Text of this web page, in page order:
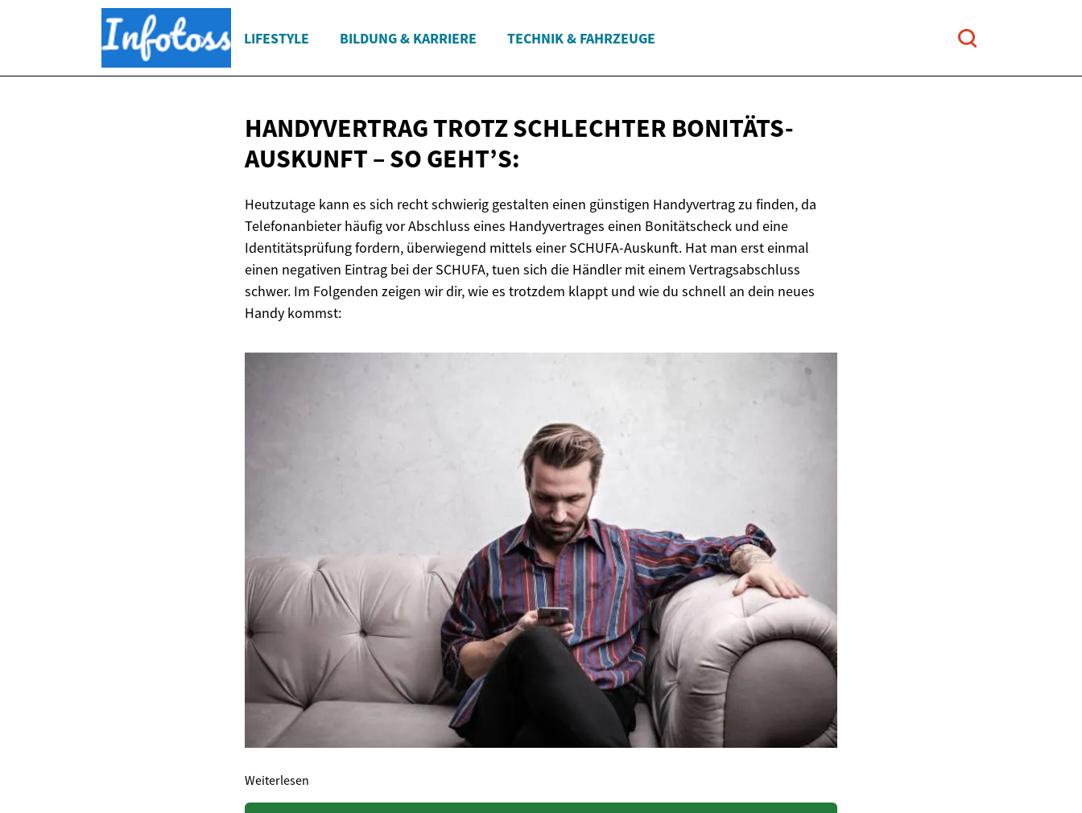
LIFESTYLE BILDUNG & KARRIERE TECHNIK & FAHRZEUGE
HANDYVERTRAG TROTZ SCHLECHTER BONITÄTS-
AUSKUNFT – SO GEHT’S:
Heutzutage kann es sich recht schwierig gestalten einen günstigen Handyvertrag zu finden, da
Telefonanbieter häufig vor Abschluss eines Handyvertrages einen Bonitätscheck und eine
Identitätsprüfung fordern, überwiegend mittels einer SCHUFA-Auskunft. Hat man erst einmal
einen negativen Eintrag bei der SCHUFA, tuen sich die Händler mit einem Vertragsabschluss
schwer. Im Folgenden zeigen wir dir, wie es trotzdem klappt und wie du schnell an dein neues
Handy kommst:
Weiterlesen